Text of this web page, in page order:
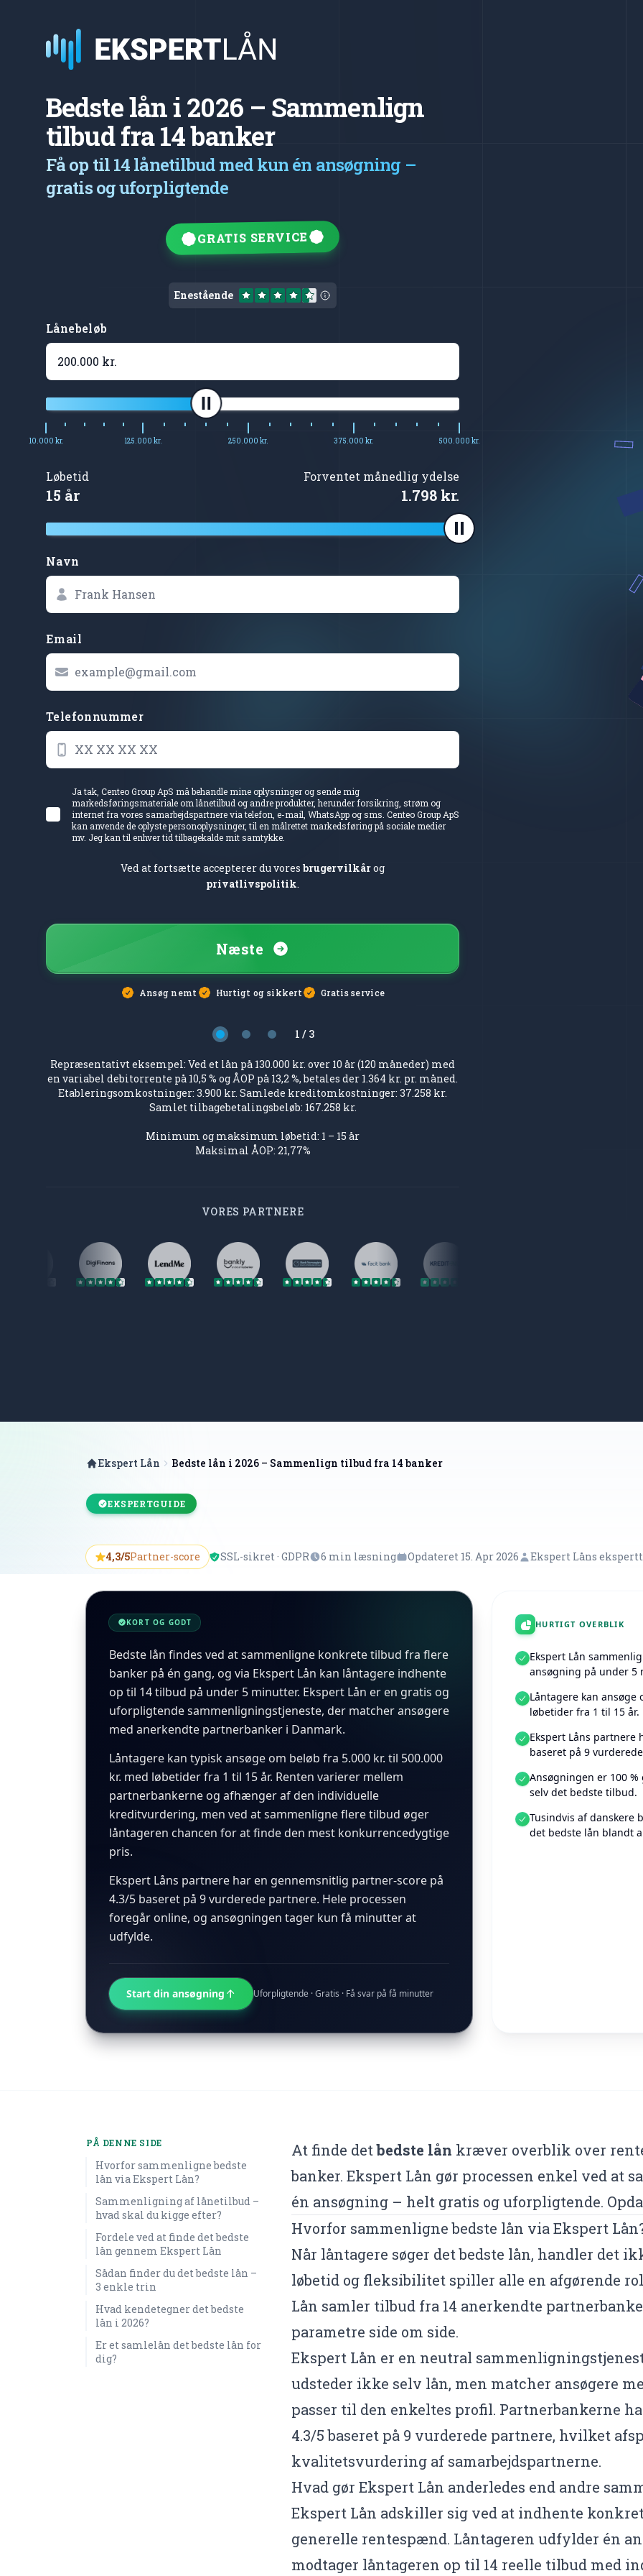
Bedste lån i 2026 – Sammenlign
tilbud fra 14 banker
Få op til 14 lånetilbud med kun én ansøgning –
gratis og uforpligtende
GRATIS SERVICE
Enestående
Lånebeløb
10.000 kr. 125.000 kr. 250.000 kr. 375.000 kr. 500.000 kr.
Løbetid
15 år
Forventet månedlig ydelse
1.798 kr.
Navn
Email
Telefonnummer
Ja tak, Centeo Group ApS må behandle mine oplysninger og sende mig
markedsføringsmateriale om lånetilbud og andre produkter, herunder forsikring, strøm og
internet fra vores samarbejdspartnere via telefon, e-mail, WhatsApp og sms. Centeo Group ApS
kan anvende de oplyste personoplysninger, til en målrettet markedsføring på sociale medier
mv. Jeg kan til enhver tid tilbagekalde mit samtykke.
Ved at fortsætte accepterer du vores brugervilkårog
privatlivspolitik.
Næste
Ansøg nemt Hurtigt og sikkert Gratis service
Side 1Side 2Side 31 / 3
Repræsentativt eksempel: Ved et lån på 130.000 kr. over 10 år (120 måneder) med
en variabel debitorrente på 10,5 % og ÅOP på 13,2 %, betales der 1.364 kr. pr. måned.
Etableringsomkostninger: 3.900 kr. Samlede kreditomkostninger: 37.258 kr.
Samlet tilbagebetalingsbeløb: 167.258 kr.
Minimum og maksimum løbetid: 1 – 15 år
Maksimal ÅOP: 21,77%
VORES PARTNERE
Ekspert Lån Bedste lån i 2026 – Sammenlign tilbud fra 14 banker
EKSPERTGUIDE
4,3/5Partner-score SSL-sikret · GDPR 6 min læsning Opdateret 15. Apr 2026 Ekspert Låns
KORT OG GODT
Bedste lån findes ved at sammenligne konkrete tilbud fra flere
banker på én gang, og via Ekspert Lån kan låntagere indhente
op til 14 tilbud på under 5 minutter. Ekspert Lån er en gratis og
uforpligtende sammenligningstjeneste, der matcher ansøgere
med anerkendte partnerbanker i Danmark.
Låntagere kan typisk ansøge om beløb fra 5.000 kr. til 500.000
kr. med løbetider fra 1 til 15 år. Renten varierer mellem
partnerbankerne og afhænger af den individuelle
kreditvurdering, men ved at sammenligne flere tilbud øger
låntageren chancen for at finde den mest konkurrencedygtige
pris.
Ekspert Låns partnere har en gennemsnitlig partner-score på
4.3/5 baseret på 9 vurderede partnere. Hele processen
foregår online, og ansøgningen tager kun få minutter at
udfylde.
Start din ansøgning Uforpligtende · Gratis · Få svar på få minutter
HURTIGT OVERBLIK
Ekspert Lån
ansøgning på under 5
Låntagere kan ansøge
løbetider fra 1 til 15 år.
Ekspert Låns partnere
baseret på 9
Ansøgningen er 100
selv det bedste tilbud.
Tusindvis af danskere
det bedste lån blandt
PÅ DENNE SIDE
Hvorfor sammenligne bedste
lån via Ekspert Lån?
Sammenligning af lånetilbud –
hvad skal du kigge efter?
Fordele ved at finde det bedste
lån gennem Ekspert Lån
Sådan finder du det bedste lån –
3 enkle trin
Hvad kendetegner det bedste
lån i 2026?
Er et samlelån det bedste lån for
dig?
At finde detbedste lån kræver overblik over
banker. Ekspert Lån gør processen enkel ved at
én ansøgning – helt gratis og uforpligtende.
Hvorfor sammenligne bedste lån via Ekspert
Når låntagere søger det bedste lån, handler det
løbetid og fleksibilitet spiller alle en afgørende
Lån samler tilbud fra 14 anerkendte
parametre side om side.
Ekspert Lån er en neutral
udsteder ikke selv lån, men matcher ansøgere
passer til den enkeltes profil. Partnerbankerne
4.3/5 baseret på 9 vurderede partnere, hvilket
kvalitetsvurdering af samarbejdspartnerne.
Hvad gør Ekspert Lån anderledes end andre
Ekspert Lån adskiller sig ved at indhente
generelle rentespænd. Låntageren udfylder én
modtager låntageren op til 14 reelle tilbud med